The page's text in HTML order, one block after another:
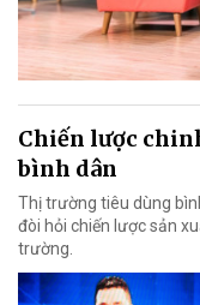
Chiến lược
bình dân
Thị trường tiêu dùng
đòi hỏi chiến lược sản
trường.